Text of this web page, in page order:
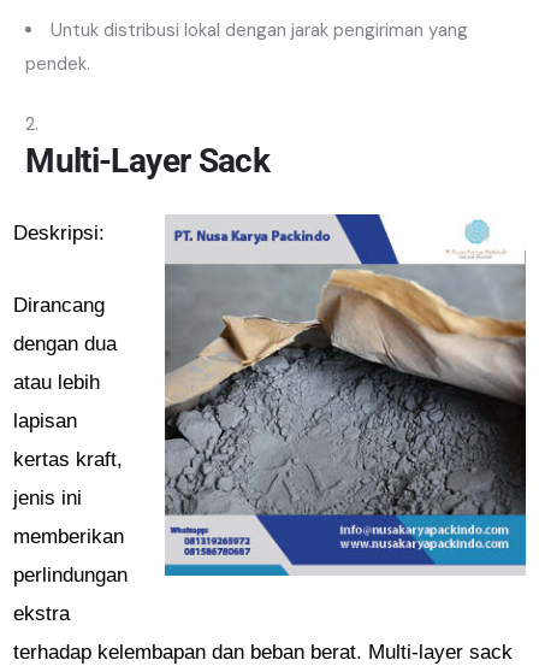
Untuk distribusi lokal dengan jarak pengiriman yang
pendek.
Multi-Layer Sack
Deskripsi:
Dirancang
dengan dua
atau lebih
lapisan
kertas kraft,
jenis ini
memberikan
perlindungan
ekstra
terhadap kelembapan dan beban berat. Multi-layer sack